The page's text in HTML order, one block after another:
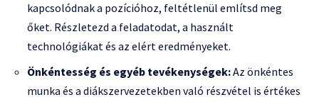
kapcsolódnak a pozícióhoz, feltétlenül említsd meg
őket. Részletezd a feladatodat, a használt
technológiákat és az elért eredményeket.
Önkéntesség és egyéb tevékenységek:Az önkéntes
munka és a diákszervezetekben való részvétel is értékes